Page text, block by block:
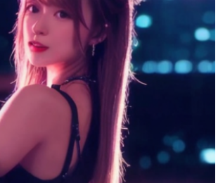
りりゃ
1 年 前
広島弁だったり、愛想がいい子も多
くて
サイコーでした！！！！